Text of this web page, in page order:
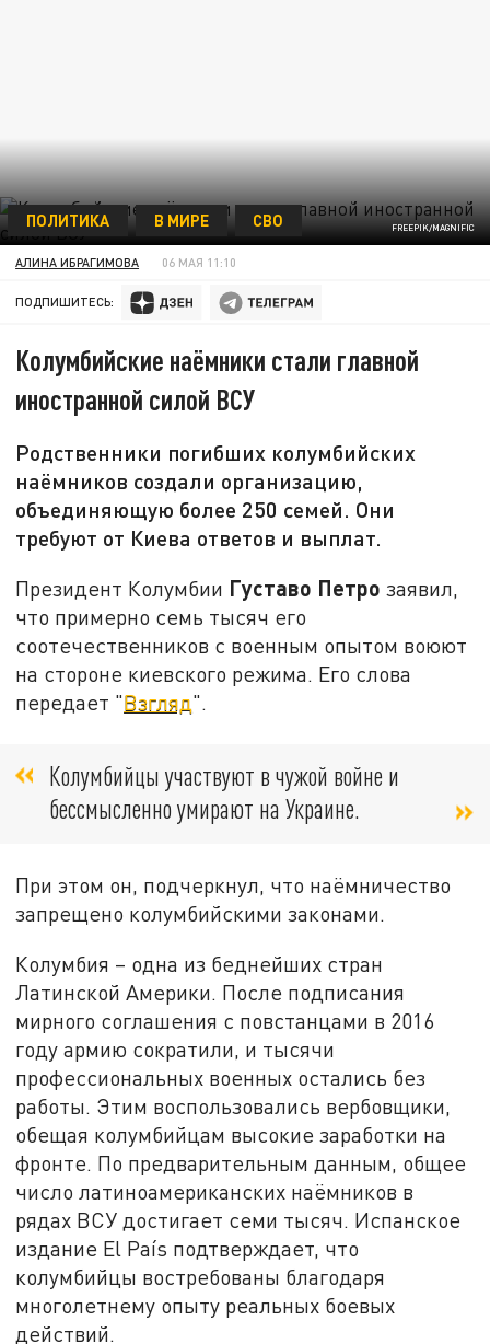
FREEPIK/MAGNIFIC
ПОЛИТИКА В МИРЕ СВО
АЛИНА ИБРАГИМОВА 06 МАЯ 11:10
ПОДПИШИТЕСЬ:
Колумбийские наёмники стали главной
иностранной силой ВСУ
Родственники погибших колумбийских
наёмников создали организацию,
объединяющую более 250 семей. Они
требуют от Киева ответов и выплат.
Президент Колумбии Густаво Петро заявил,
что примерно семь тысяч его
соотечественников с военным опытом воюют
на стороне киевского режима. Его слова
передает "Взгляд".
Колумбийцы участвуют в чужой войне и
бессмысленно умирают на Украине.
При этом он, подчеркнул, что наёмничество
запрещено колумбийскими законами.
Колумбия – одна из беднейших стран
Латинской Америки. После подписания
мирного соглашения с повстанцами в 2016
году армию сократили, и тысячи
профессиональных военных остались без
работы. Этим воспользовались вербовщики,
обещая колумбийцам высокие заработки на
фронте. По предварительным данным, общее
число латиноамериканских наёмников в
рядах ВСУ достигает семи тысяч. Испанское
издание El País подтверждает, что
колумбийцы востребованы благодаря
многолетнему опыту реальных боевых
действий.